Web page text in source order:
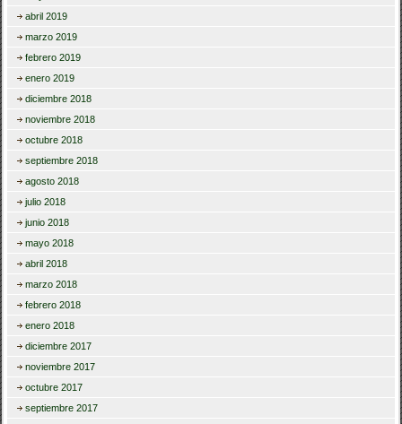
abril 2019
marzo 2019
febrero 2019
enero 2019
diciembre 2018
noviembre 2018
octubre 2018
septiembre 2018
agosto 2018
julio 2018
junio 2018
mayo 2018
abril 2018
marzo 2018
febrero 2018
enero 2018
diciembre 2017
noviembre 2017
octubre 2017
septiembre 2017